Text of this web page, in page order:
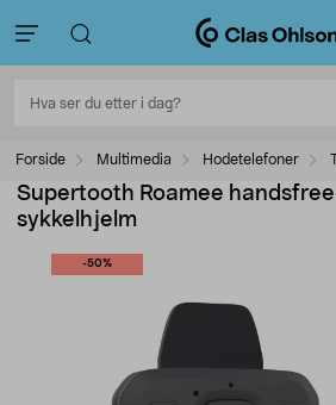
Forside Multimedia Hodetelefoner
Supertooth Roamee
sykkelhjelm
-50%